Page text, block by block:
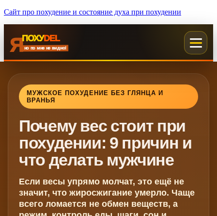
Сайт про похудение и состояние духа при похудении
ЯПОХУDEL
но по мне не видно!
МУЖСКОЕ ПОХУДЕНИЕ БЕЗ ГЛЯНЦА И
ВРАНЬЯ
Почему вес стоит при
похудении: 9 причин и
что делать мужчине
Если весы упрямо молчат, это ещё не
значит, что жиросжигание умерло. Чаще
всего ломается не обмен веществ, а